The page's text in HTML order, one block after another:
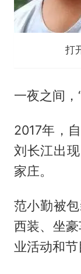
打
一夜之间，
2017年，
刘长江出
家庄。
范小勤被
西装、坐
业活动和节